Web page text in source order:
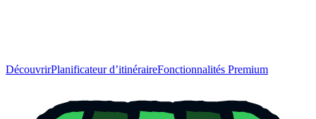
DécouvrirPlanificateur d’itinéraireFonctionnalités Premium